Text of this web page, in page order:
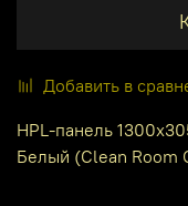
Добавить в
HPL-панель
Белый (Clean Room